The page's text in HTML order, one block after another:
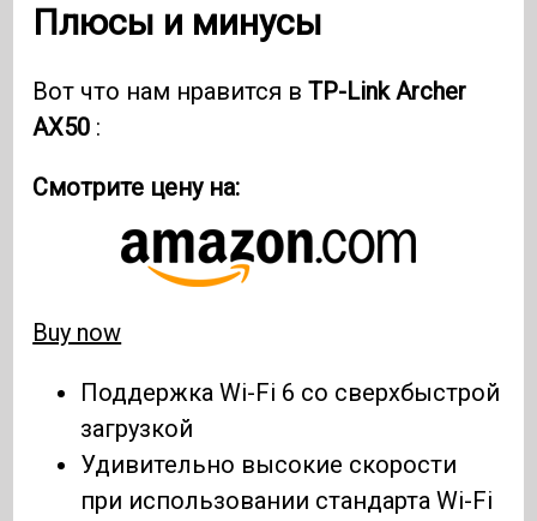
Плюсы и минусы
Вот что нам нравится вTP-Link Archer
AX50 :
Смотрите цену на:
Buy now
Поддержка Wi-Fi 6 со сверхбыстрой
загрузкой
Удивительно высокие скорости
при использовании стандарта Wi-Fi